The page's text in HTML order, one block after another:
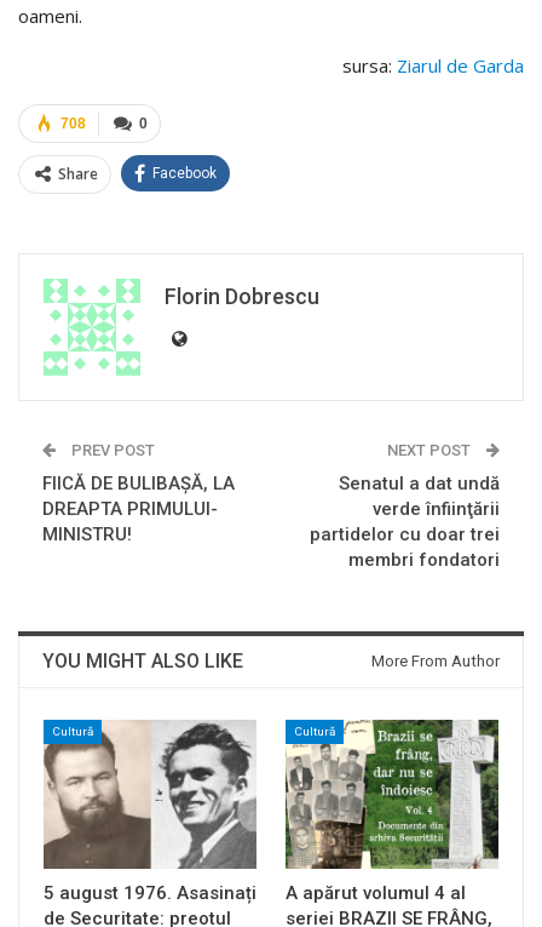
oameni.
sursa: Ziarul de Garda
0
708
Share Facebook
Florin Dobrescu
PREV POST
FIICĂ DE BULIBAŞĂ, LA
DREAPTA PRIMULUI-
MINISTRU!
NEXT POST
Senatul a dat undă
verde înfiinţării
partidelor cu doar trei
membri fondatori
YOU MIGHT ALSO LIKE More From Author
Cultură
5 august 1976. Asasinați
de Securitate: preotul
Cultură
A apărut volumul 4 al
seriei BRAZII SE FRÂNG,